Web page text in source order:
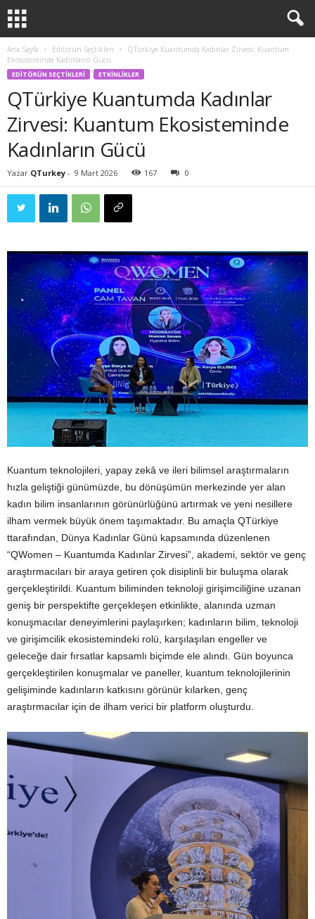
Ana Sayfa Editörün Seçtikleri
QTürkiye Kuantumda Kadınlar Zirvesi: Kuantum
Ekosisteminde Kadınların Gücü
EDITÖRÜN SEÇTIKLERI ETKINLIKLER
QTürkiye Kuantumda Kadınlar
Zirvesi: Kuantum Ekosisteminde
Kadınların Gücü
Yazar QTurkey - 9 Mart 2026 167 0
Kuantum teknolojileri, yapay zekâ ve ileri bilimsel araştırmaların
hızla geliştiği günümüzde, bu dönüşümün merkezinde yer alan
kadın bilim insanlarının görünürlüğünü artırmak ve yeni nesillere
ilham vermek büyük önem taşımaktadır. Bu amaçla QTürkiye
ttarafından, Dünya Kadınlar Günü kapsamında düzenlenen
“QWomen – Kuantumda Kadınlar Zirvesi”, akademi, sektör ve genç
araştırmacıları bir araya getiren çok disiplinli bir buluşma olarak
gerçekleştirildi. Kuantum biliminden teknoloji girişimciliğine uzanan
geniş bir perspektifte gerçekleşen etkinlikte, alanında uzman
konuşmacılar deneyimlerini paylaşırken; kadınların bilim, teknoloji
ve girişimcilik ekosistemindeki rolü, karşılaşılan engeller ve
geleceğe dair fırsatlar kapsamlı biçimde ele alındı. Gün boyunca
gerçekleştirilen konuşmalar ve paneller, kuantum teknolojilerinin
gelişiminde kadınların katkısını görünür kılarken, genç
araştırmacılar için de ilham verici bir platform oluşturdu.